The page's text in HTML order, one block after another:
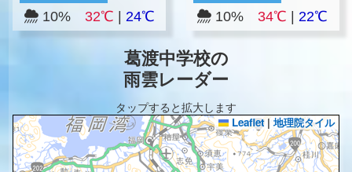
10% 32℃ 24℃ 10% 34℃ |22℃
葛渡中学校の
雨雲レーダー
タップすると拡大します
Leaflet | 地理院タイル